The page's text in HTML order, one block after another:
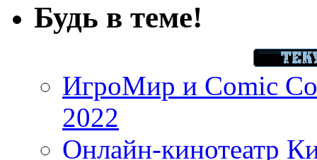
Будь в теме!
ИгроМир и Comic
2022
Онлайн-кинотеатр